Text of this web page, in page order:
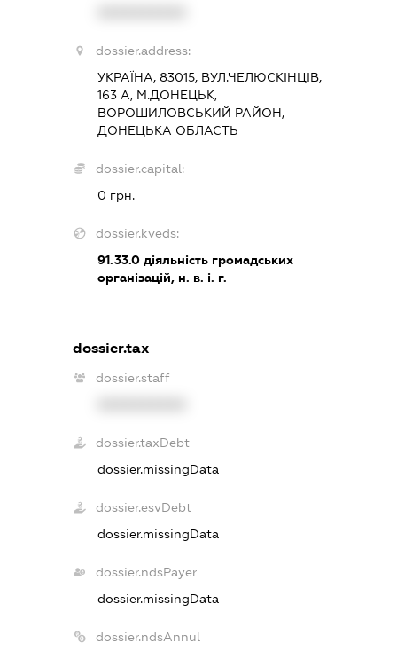
dossier.address:
УКРАЇНА, 83015, ВУЛ.ЧЕЛЮСКІНЦІВ,
163 А, М.ДОНЕЦЬК,
ВОРОШИЛОВСЬКИЙ РАЙОН,
ДОНЕЦЬКА ОБЛАСТЬ
dossier.capital:
0 грн.
dossier.kveds:
91.33.0 діяльність громадських
організацій, н. в. і. г.
dossier.tax
dossier.staff
dossier.taxDebt
dossier.missingData
dossier.esvDebt
dossier.missingData
dossier.ndsPayer
dossier.missingData
dossier.ndsAnnul